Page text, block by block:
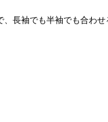
、長袖でも半袖でも合わせ